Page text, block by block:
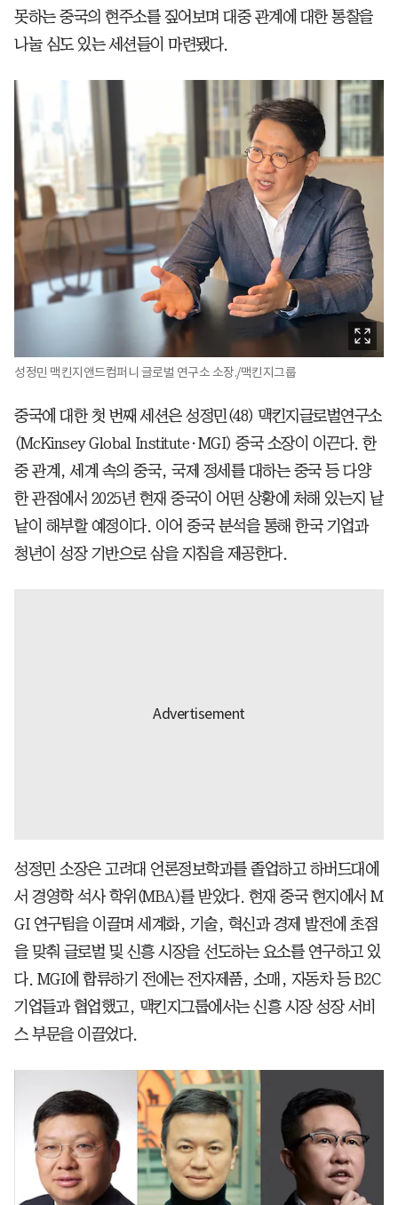
못하는 중국의 현주소를 짚어보며 대중 관계에 대한 통찰을
나눌 심도 있는 세션들이 마련됐다.
성정민 맥킨지앤드컴퍼니 글로벌 연구소 소장./맥킨지그룹
중국에 대한 첫 번째 세션은 성정민(48) 맥킨지글로벌연구소
(McKinsey Global Institute·MGI) 중국 소장이 이끈다. 한
중 관계, 세계 속의 중국, 국제 정세를 대하는 중국 등 다양
한 관점에서 2025년 현재 중국이 어떤 상황에 처해 있는지 낱
낱이 해부할 예정이다. 이어 중국 분석을 통해 한국 기업과
청년이 성장 기반으로 삼을 지침을 제공한다.
성정민 소장은 고려대 언론정보학과를 졸업하고 하버드대에
서 경영학 석사 학위(MBA)를 받았다. 현재 중국 현지에서 M
GI 연구팀을 이끌며 세계화, 기술, 혁신과 경제 발전에 초점
을 맞춰 글로벌 및 신흥 시장을 선도하는 요소를 연구하고 있
다. MGI에 합류하기 전에는 전자제품, 소매, 자동차 등 B2C
기업들과 협업했고, 맥킨지그룹에서는 신흥 시장 성장 서비
스 부문을 이끌었다.